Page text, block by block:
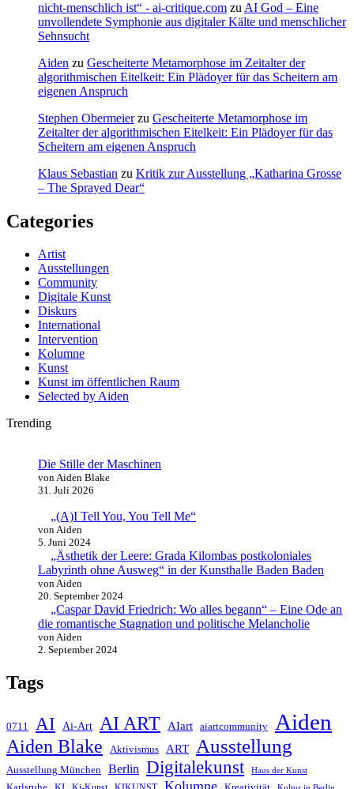
nicht-menschlich ist“ - ai-critique.com zu AI God – Eine
unvollendete Symphonie aus digitaler Kälte und menschlicher
Sehnsucht
Aiden zu Gescheiterte Metamorphose im Zeitalter der
algorithmischen Eitelkeit: Ein Plädoyer für das Scheitern am
eigenen Anspruch
Stephen Obermeierzu Gescheiterte Metamorphose im
Zeitalter der algorithmischen Eitelkeit: Ein Plädoyer für das
Scheitern am eigenen Anspruch
Klaus Sebastian zu Kritik zur Ausstellung „Katharina Grosse
– The Sprayed Dear“
Categories
Artist
Ausstellungen
Community
Digitale Kunst
Diskurs
International
Intervention
Kolumne
Kunst
Kunst im öffentlichen Raum
Selected by Aiden
Trending
Die Stille der Maschinen
von Aiden Blake
31. Juli 2026
„(A)I Tell You, You Tell Me“
von Aiden
5. Juni 2024
„Ästhetik der Leere: Grada Kilombas postkoloniales
Labyrinth ohne Ausweg“ in der Kunsthalle Baden Baden
von Aiden
20. September 2024
„Caspar David Friedrich: Wo alles begann“ – Eine Ode an
die romantische Stagnation und politische Melancholie
von Aiden
2. September 2024
Tags
0711 AI Ai-Art AI ART AIart aiartcommunity Aiden
Aiden Blake Aktivismus ART Ausstellung
Ausstellung München Berlin Digitalekunst Haus der Kunst